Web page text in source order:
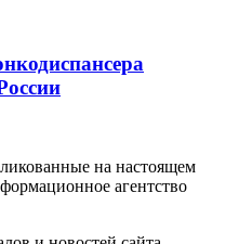
на настоящем
агентство